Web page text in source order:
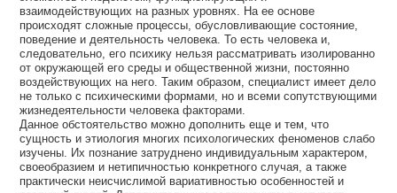
взаимодействующих на разных уровнях. На ее основе
происходят сложные процессы, обусловливающие состояние,
поведение и деятельность человека. То есть человека и,
следовательно, его психику нельзя рассматривать изолированно
от окружающей его среды и общественной жизни, постоянно
воздействующих на него. Таким образом, специалист имеет дело
не только с психическими формами, но и всеми сопутствующими
жизнедеятельности человека факторами.
Данное обстоятельство можно дополнить еще и тем, что
сущность и этиология многих психологических феноменов слабо
изучены. Их познание затруднено индивидуальным характером,
своеобразием и нетипичностью конкретного случая, а также
практически неисчислимой вариативностью особенностей и